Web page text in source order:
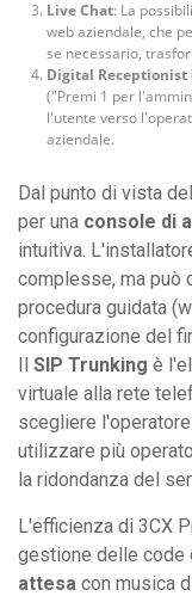
Live Chat: La
web aziendale, che
se necessario,
Digital Receptionist
("Premi 1 per
l'utente verso
aziendale.
Dal punto di vista
per una console di
intuitiva.
complesse, ma può
procedura guidata
configurazione del
Il SIP Trunking è
virtuale alla rete
scegliere
utilizzare più
la ridondanza del
L'efficienza di 3CX
gestione delle code
attesa con musica